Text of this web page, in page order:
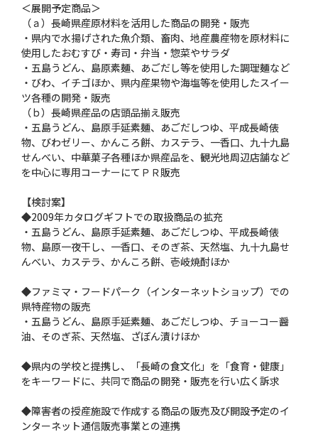
＜展開予定商品＞
（ａ）長崎県産原材料を活用した商品の開発・販売
・県内で水揚げされた魚介類、畜肉、地産農産物を原材料に
使用したおむすび・寿司・弁当・惣菜やサラダ
・五島うどん、島原素麺、あごだし等を使用した調理麺など
・びわ、イチゴほか、県内産果物や海塩等を使用したスイー
ツ各種の開発・販売
（ｂ）長崎県産品の店頭品揃え販売
・五島うどん、島原手延素麺、あごだしつゆ、平成長崎俵
物、びわゼリー、かんころ餅、カステラ、一香口、九十九島
せんべい、中華菓子各種ほか県産品を、観光地周辺店舗など
を中心に専用コーナーにてＰＲ販売
【検討案】
◆2009年カタログギフトでの取扱商品の拡充
・五島うどん、島原手延素麺、あごだしつゆ、平成長崎俵
物、島原一夜干し、一香口、そのぎ茶、天然塩、九十九島せ
んべい、カステラ、かんころ餅、壱岐焼酎ほか
◆ファミマ・フードパーク（インターネットショップ）での
県特産物の販売
・五島うどん、島原手延素麺、あごだしつゆ、チョーコー醤
油、そのぎ茶、天然塩、ざぼん漬けほか
◆県内の学校と提携し、「長崎の食文化」を「食育・健康」
をキーワードに、共同で商品の開発・販売を行い広く訴求
◆障害者の授産施設で作成する商品の販売及び開設予定のイ
ンターネット通信販売事業との連携